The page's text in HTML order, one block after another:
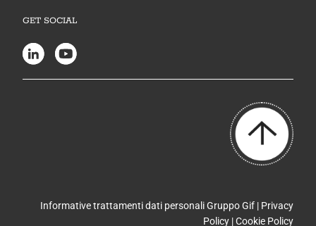
GET SOCIAL
Informative trattamenti dati personali Gruppo Gif | Privacy
Policy |Cookie Policy